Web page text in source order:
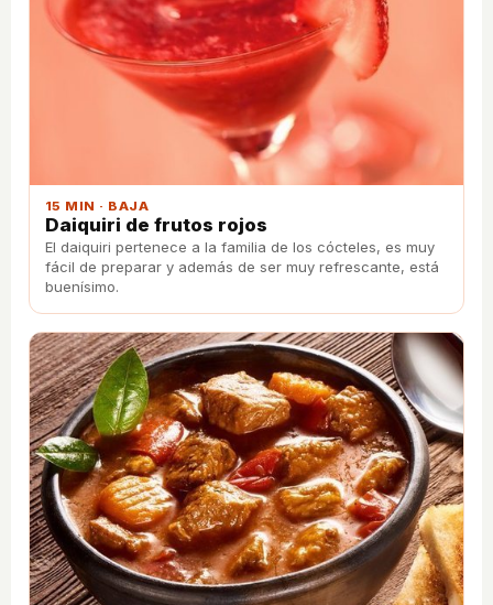
15 MIN · BAJA
Daiquiri de frutos rojos
El daiquiri pertenece a la familia de los cócteles, es muy
fácil de preparar y además de ser muy refrescante, está
buenísimo.